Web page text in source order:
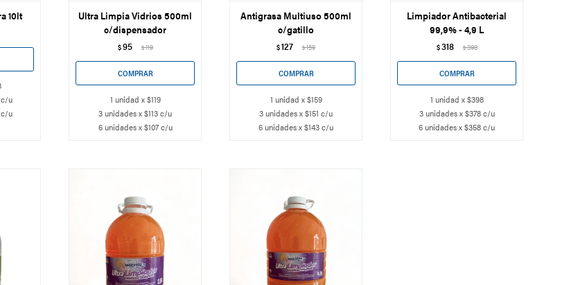
10lt
c/u
c/u
Ultra Limpia Vidrios 500ml
c/dispensador
$95 $119
1 unidad x $119
3 unidades x $113 c/u
6 unidades x $107 c/u
Antigrasa Multiuso 500ml
c/gatillo
$127 $159
1 unidad x $159
3 unidades x $151 c/u
6 unidades x $143 c/u
Limpiador Antibacterial
99,9% - 4,9 L
$318 $398
1 unidad x $398
3 unidades x $378 c/u
6 unidades x $358 c/u